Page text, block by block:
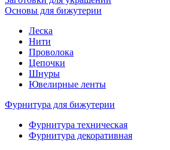
Основы для бижутерии
Леска
Нити
Проволока
Цепочки
Шнуры
Ювелирные ленты
Фурнитура для бижутерии
Фурнитура техническая
Фурнитура декоративная